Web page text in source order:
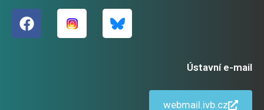
Ústavní e-mail
webmail.ivb.cz